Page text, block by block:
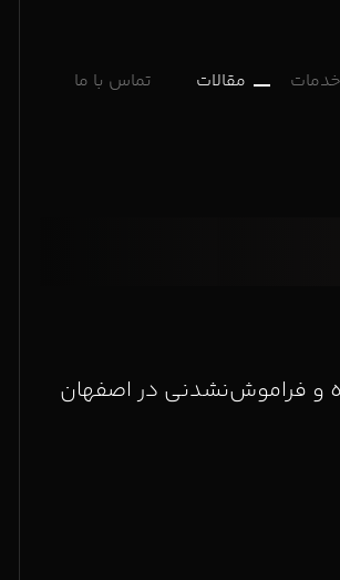
خدمات مقالات تماس با ما
و فراموش‌نشدنی در اصفهان